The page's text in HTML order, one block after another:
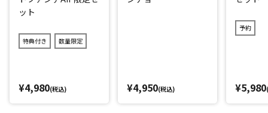
ット
特典付き 数量限定
¥4,980(税込) ¥4,950(税込)
予約
¥5,980